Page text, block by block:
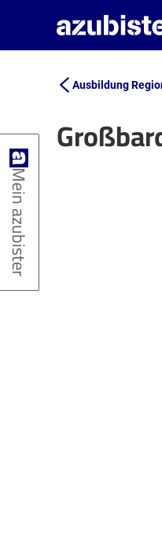
Ausbildung
Mein azubister